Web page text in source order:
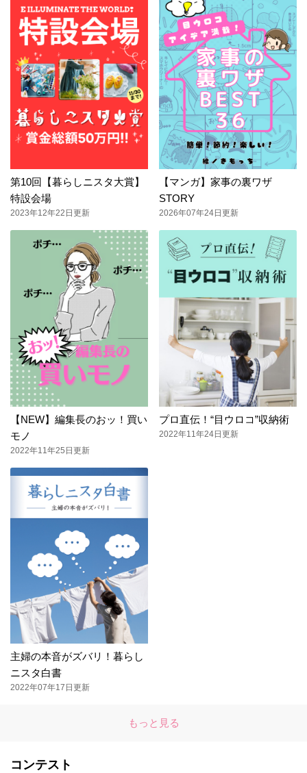
第10回【暮らしニスタ大賞】
特設会場
2023年12年22日更新
【マンガ】家事の裏ワザ
STORY
2026年07年24日更新
【NEW】編集長のおッ！買い
モノ
2022年11年25日更新
プロ直伝！“目ウロコ”収納術
2022年11年24日更新
主婦の本音がズバリ！暮らし
ニスタ白書
2022年07年17日更新
もっと見る
コンテスト